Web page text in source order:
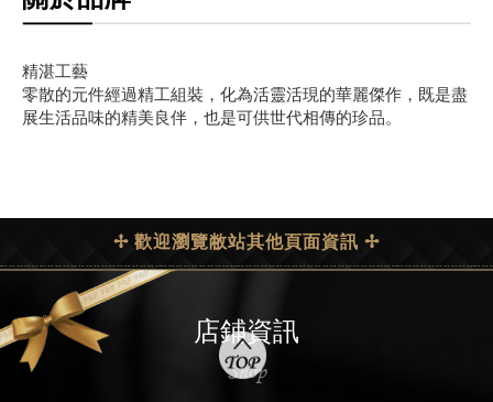
精湛工藝
零散的元件經過精工組裝，化為活靈活現的華麗傑作，既是盡
展生活品味的精美良伴，也是可供世代相傳的珍品。
✢ 歡迎瀏覽敝站其他頁面資訊 ✢
店鋪資訊
Shop